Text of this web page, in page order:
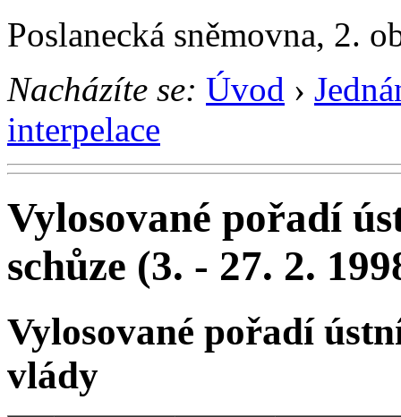
Poslanecká sněmovna, 2.
Nacházíte se: Úvod ›
interpelace
Vylosované pořadí
schůze (3. - 27. 2.
Vylosované pořadí
vlády